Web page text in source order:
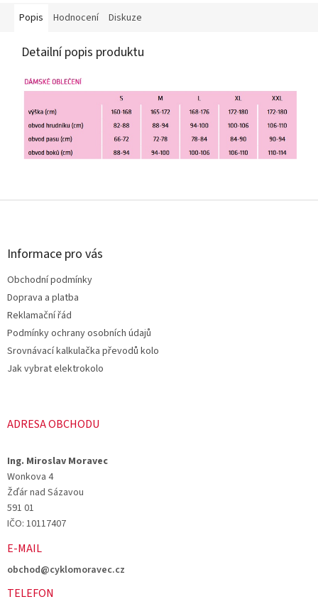
Popis Hodnocení Diskuze
Detailní popis produktu
Z
Informace pro vás
Obchodní podmínky
Doprava a platba
Reklamační řád
Podmínky ochrany osobních údajů
Srovnávací kalkulačka převodů kolo
Jak vybrat elektrokolo
ADRESA OBCHODU
Ing. Miroslav Moravec
Wonkova 4
Žďár nad Sázavou
591 01
IČO: 10117407
E-MAIL
obchod@cyklomoravec.cz
TELEFON